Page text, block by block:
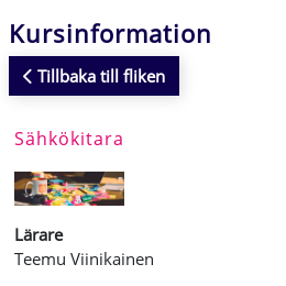
Kursinformation
Tillbaka till fliken
Sähkökitara
Lärare
Teemu Viinikainen